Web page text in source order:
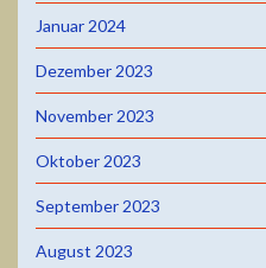
Januar 2024
Dezember 2023
November 2023
Oktober 2023
September 2023
August 2023